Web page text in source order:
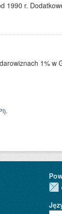
1990 r.
1% w
).